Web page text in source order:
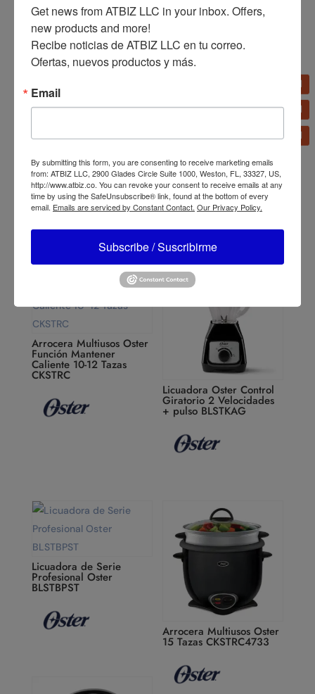
(4,2 L – 7 L – 9 L)
CKSTPC
Go BLSTTDGNBG
Arrocera Multiusos Oster
Función Mantener
Caliente 10-12 Tazas
CKSTRC
Licuadora Oster Control
Giratorio 2 Velocidades
+ pulso BLSTKAG
Licuadora de Serie
Profesional Oster
BLSTBPST
Arrocera Multiusos Oster
15 Tazas CKSTRC4733
Get news from ATBIZ LLC in your inbox. Offers,
new products and more!
Recibe noticias de ATBIZ LLC en tu correo.
Ofertas, nuevos productos y más.
Email
By submitting this form, you are consenting to receive marketing emails
from: ATBIZ LLC, 2900 Glades Circle Suite 1000, Weston, FL, 33327, US,
http://www.atbiz.co. You can revoke your consent to receive emails at any
time by using the SafeUnsubscribe® link, found at the bottom of every
email. Emails are serviced by Constant Contact. Our Privacy Policy.
Subscribe / Suscribirme